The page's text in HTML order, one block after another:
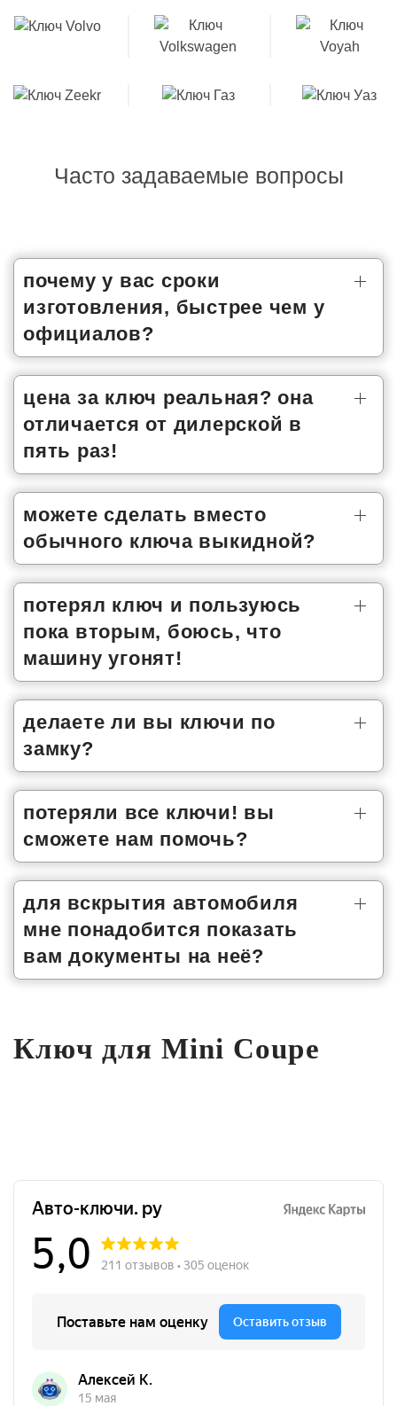
Часто задаваемые вопросы
почему у вас сроки
изготовления, быстрее чем у
официалов?
цена за ключ реальная? она
отличается от дилерской в
пять раз!
можете сделать вместо
обычного ключа выкидной?
потерял ключ и пользуюсь
пока вторым, боюсь, что
машину угонят!
делаете ли вы ключи по
замку?
потеряли все ключи! вы
сможете нам помочь?
для вскрытия автомобиля
мне понадобится показать
вам документы на неё?
Ключ для Mini Coupe